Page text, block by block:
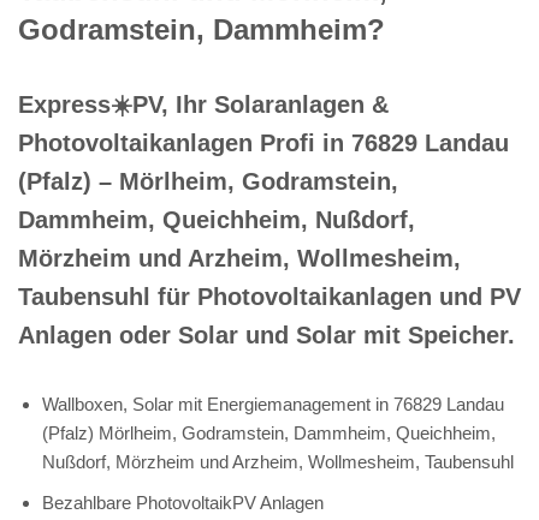
Godramstein, Dammheim?
Express☀️PV️, Ihr Solaranlagen &
Photovoltaikanlagen Profi in 76829 Landau
(Pfalz) – Mörlheim, Godramstein,
Dammheim, Queichheim, Nußdorf,
Mörzheim und Arzheim, Wollmesheim,
Taubensuhl für Photovoltaikanlagen und PV
Anlagen oder Solar und Solar mit Speicher.
Wallboxen, Solar mit Energiemanagement in 76829 Landau
(Pfalz) Mörlheim, Godramstein, Dammheim, Queichheim,
Nußdorf, Mörzheim und Arzheim, Wollmesheim, Taubensuhl
Bezahlbare PhotovoltaikPV Anlagen